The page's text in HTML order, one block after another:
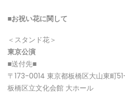
■お祝い花に関して
＜スタンド花＞
東京公演
■送付先■
〒173-0014 東京都板橋区大山東町
板橋区立文化会館 大ホール